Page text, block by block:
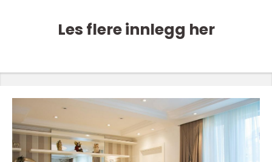
Les flere innlegg her